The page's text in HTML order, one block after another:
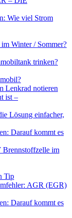
Wie viel Strom
Winter / Sommer?
trinken?
Lenkrad notieren
ist –
Lösung einfacher,
Darauf kommt es
Brennstoffzelle im
Tip
AGR (EGR)
Darauf kommt es